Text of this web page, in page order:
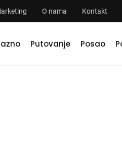
O nama Kontakt
Putovanje Posao